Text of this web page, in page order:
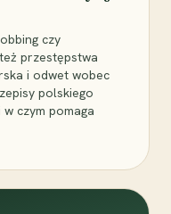
czy
przestępstwa
i odwet wobec
polskiego
czym pomaga